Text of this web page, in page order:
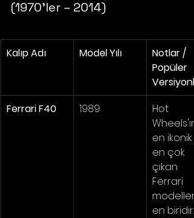
(1970'ler – 2014)
Kalıp Adı Model Yılı
Notlar /
Popüler
Ferrari F40
1989
Hot
Wheels'ın
en ikonik
en çok
çıkan
Ferrari
en biridir.